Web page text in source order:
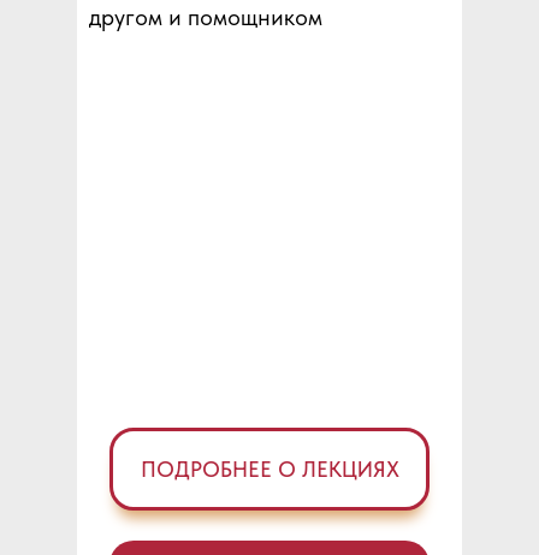
другом и помощником
ПОДРОБНЕЕ О ЛЕКЦИЯХ